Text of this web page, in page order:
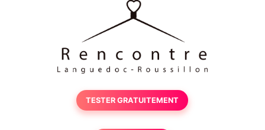
TESTER GRATUITEMENT